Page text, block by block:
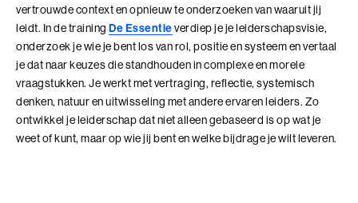
vertrouwde context en opnieuw te onderzoeken van waaruit jij
leidt. In de training De Essentieverdiep je je leiderschapsvisie,
onderzoek je wie je bent los van rol, positie en systeem en vertaal
je dat naar keuzes die standhouden in complexe en morele
vraagstukken. Je werkt met vertraging, reflectie, systemisch
denken, natuur en uitwisseling met andere ervaren leiders. Zo
ontwikkel je leiderschap dat niet alleen gebaseerd is op wat je
weet of kunt, maar op wie jij bent en welke bijdrage je wilt leveren.